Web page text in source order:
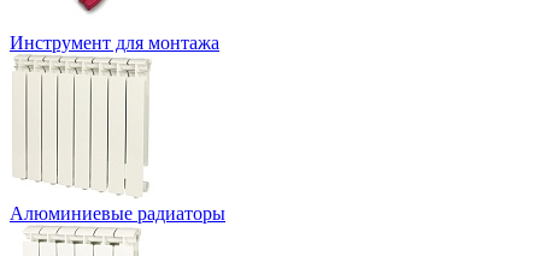
Инструмент для монтажа
Алюминиевые радиаторы